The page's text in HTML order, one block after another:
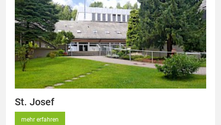
St. Josef
mehr erfahren